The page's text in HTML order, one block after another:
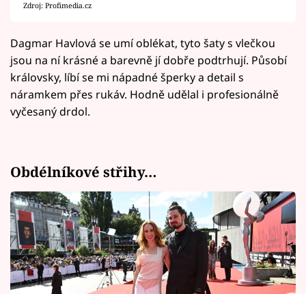
Zdroj: Profimedia.cz
Dagmar Havlová se umí oblékat, tyto šaty s vlečkou
jsou na ní krásné a barevně jí dobře podtrhují. Působí
královsky, líbí se mi nápadné šperky a detail s
náramkem přes rukáv. Hodně udělal i profesionálně
vyčesaný drdol.
Obdélníkové střihy…